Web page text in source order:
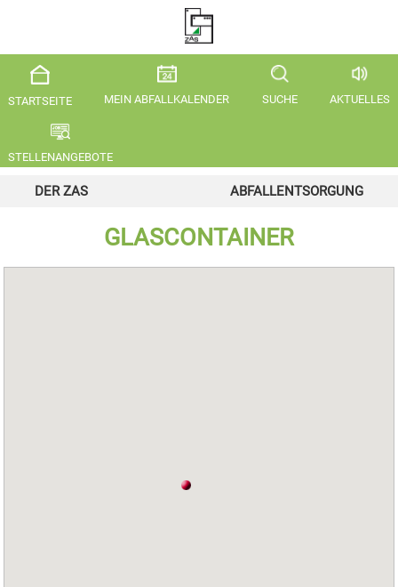
STARTSEITE MEIN ABFALLKALENDER SUCHE AKTUELLES
STELLENANGEBOTE
DER ZAS ABFALLENTSORGUNG
GLASCONTAINER